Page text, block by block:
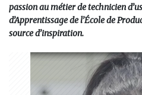
passion au métier de technicien
d’Apprentissage de l’École de
source d’inspiration.